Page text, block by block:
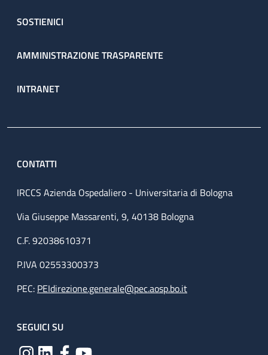
SOSTIENICI
AMMINISTRAZIONE TRASPARENTE
INTRANET
CONTATTI
IRCCS Azienda Ospedaliero - Universitaria di Bologna
Via Giuseppe Massarenti, 9, 40138 Bologna
C.F. 92038610371
P.IVA 02553300373
PEC: PEIdirezione.generale@pec.aosp.bo.it
SEGUICI SU